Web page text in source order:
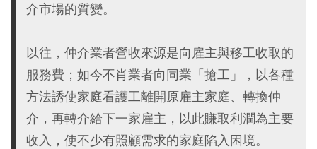
介市場的質變。
以往，仲介業者營收來源是向雇主與移工收取的
服務費；如今不肖業者向同業「搶工」，以各種
方法誘使家庭看護工離開原雇主家庭、轉換仲
介，再轉介給下一家雇主，以此賺取利潤為主要
收入，使不少有照顧需求的家庭陷入困境。